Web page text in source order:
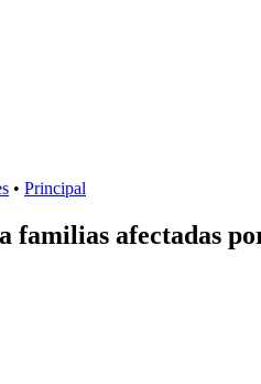
• Principal
familias afectadas